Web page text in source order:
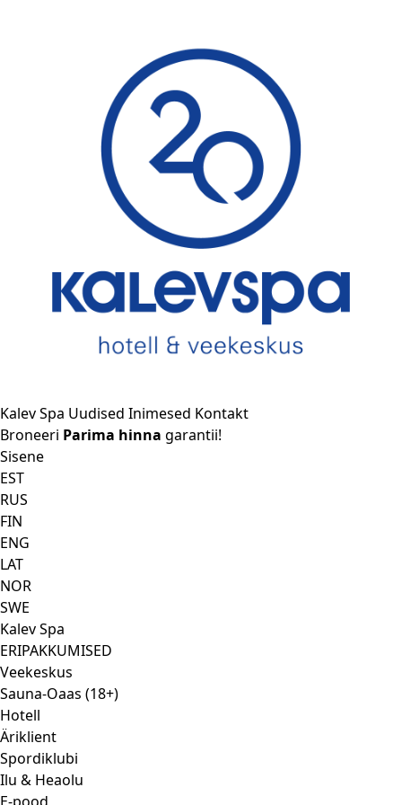
Kalev Spa Uudised Inimesed Kontakt
Broneeri Parima hinna garantii!
Sisene
EST
RUS
FIN
ENG
LAT
NOR
SWE
Kalev Spa
ERIPAKKUMISED
Veekeskus
Sauna-Oaas (18+)
Hotell
Äriklient
Spordiklubi
Ilu & Heaolu